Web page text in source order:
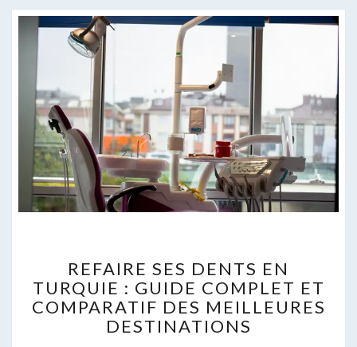
SES
DENTS
EN
TURQUIE
REFAIRE SES DENTS EN
TURQUIE : GUIDE COMPLET ET
COMPARATIF DES MEILLEURES
DESTINATIONS